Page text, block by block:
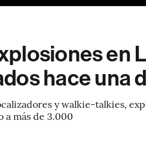
en
hace una
y walkie-talkies,
a más de 3.000